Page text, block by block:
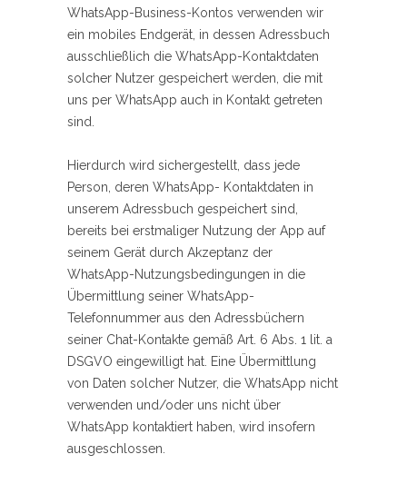
WhatsApp-Business-Kontos verwenden wir
ein mobiles Endgerät, in dessen Adressbuch
ausschließlich die WhatsApp-Kontaktdaten
solcher Nutzer gespeichert werden, die mit
uns per WhatsApp auch in Kontakt getreten
sind.
Hierdurch wird sichergestellt, dass jede
Person, deren WhatsApp- Kontaktdaten in
unserem Adressbuch gespeichert sind,
bereits bei erstmaliger Nutzung der App auf
seinem Gerät durch Akzeptanz der
WhatsApp-Nutzungsbedingungen in die
Übermittlung seiner WhatsApp-
Telefonnummer aus den Adressbüchern
seiner Chat-Kontakte gemäß Art. 6 Abs. 1 lit. a
DSGVO eingewilligt hat. Eine Übermittlung
von Daten solcher Nutzer, die WhatsApp nicht
verwenden und/oder uns nicht über
WhatsApp kontaktiert haben, wird insofern
ausgeschlossen.